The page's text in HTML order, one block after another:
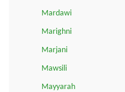
Mardawi
Marighni
Marjani
Mawsili
Mayyarah